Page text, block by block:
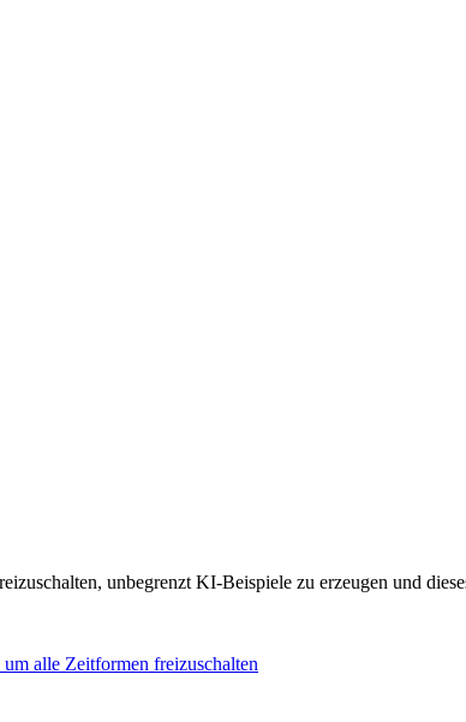
unbegrenzt KI-Beispiele zu erzeugen und
alle Zeitformen freizuschalten